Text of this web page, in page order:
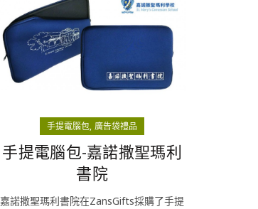
手提電腦包 廣告袋禮品
手提電腦包-嘉諾撒聖瑪利
書院
嘉諾撒聖瑪利書院在ZansGifts採購了手提